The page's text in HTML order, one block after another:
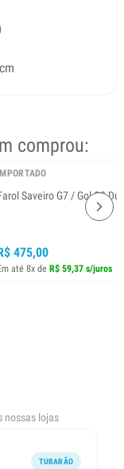
comprou:
Saveiro G7 / Gol G8
475,00
até 8x de R$ 59,37 s/juros
nossas lojas
TUBARÃO